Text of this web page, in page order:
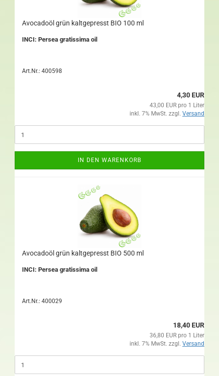
Avocadoöl grün kaltgepresst BIO 100 ml
INCI: Persea gratissima oil
Art.Nr.: 400598
4,30 EUR
43,00 EUR pro 1 Liter
inkl. 7% MwSt. zzgl. Versand
IN DEN WARENKORB
Avocadoöl grün kaltgepresst BIO 500 ml
INCI: Persea gratissima oil
Art.Nr.: 400029
18,40 EUR
36,80 EUR pro 1 Liter
inkl. 7% MwSt. zzgl. Versand